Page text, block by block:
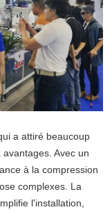
a attiré beaucoup
Avec un
à la compression
complexes. La
l'installation,